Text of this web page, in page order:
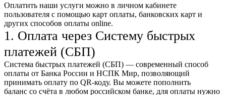
Оплатить наши услуги можно в личном кабинете
пользователя с помощью карт оплаты, банковских карт и
других способов оплаты online.
1. Оплата через Систему быстрых
платежей (СБП)
Система быстрых платежей (СБП) — современный способ
оплаты от Банка России и НСПК Мир, позволяющий
принимать оплату по QR-коду. Вы можете пополнить
баланс со счёта в любом российском банке, для оплаты нужно